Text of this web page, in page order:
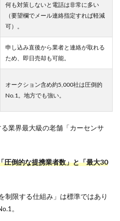
何も対策しないと電話は非常に多い
（要望欄でメール連絡指定すれば軽減
可）。
申し込み直後から業者と連絡が取れる
ため、即日売却も可能。
オークション含め約5,000社は圧倒的
No.1。地方でも強い。
業界最大級の老舗「カーセンサ
圧倒的な提携業者数」と「最大30
制限する仕組み」は標準ではあり
。